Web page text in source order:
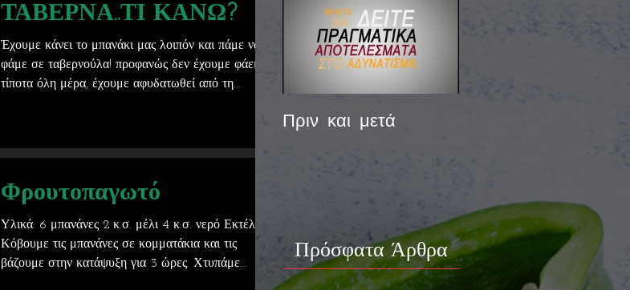
ΤΑΒΕΡΝΑ..ΤΙ ΚΑΝΩ?
Έχουμε κάνει το μπανάκι μας λοιπόν και πάμε να
φάμε σε ταβερνούλα! προφανώς δεν έχουμε φάει
τίποτα όλη μέρα, έχουμε αφυδατωθεί από τη...
Φρουτοπαγωτό
Υλικά: 6 μπανάνες 2 κ.σ. μέλι 4 κ.σ. νερό Εκτέλεση
Κόβουμε τις μπανάνες σε κομματάκια και τις
βάζουμε στην κατάψυξη για 3 ώρες. Χτυπάμε...
Πριν και μετά
Πρόσφατα Άρθρα